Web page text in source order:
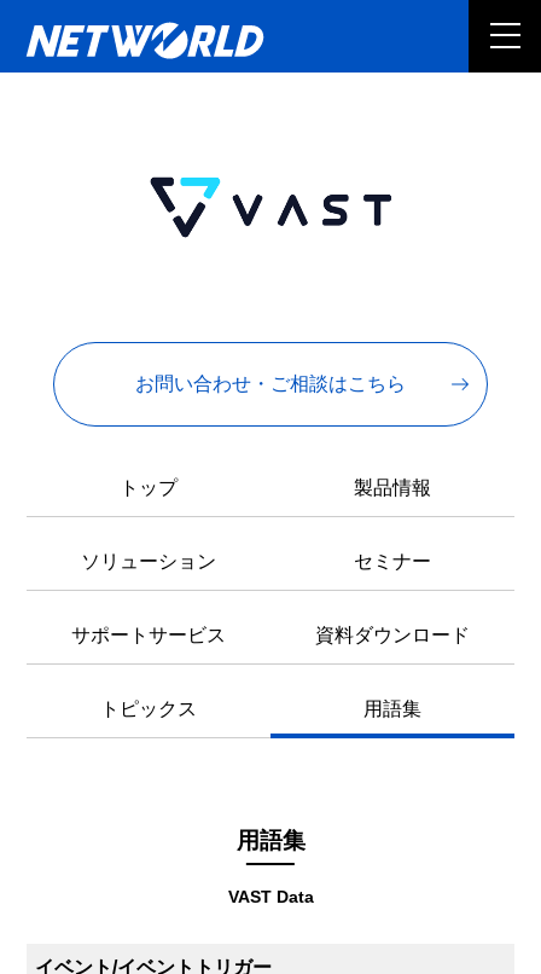
お問い合わせ・ご相談はこちら
トップ 製品情報
ソリューション セミナー
サポートサービス 資料ダウンロード
トピックス 用語集
VAST Data
用語集
イベント/イベントトリガー